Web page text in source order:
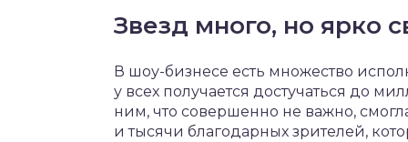
Звезд много, но ярко
В шоу-бизнесе есть множество
у всех получается достучаться до
ним, что совершенно не важно,
и тысячи благодарных зрителей,